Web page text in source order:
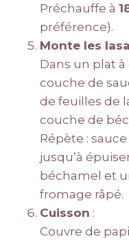
Préchauffe à
préférence).
Monte les
Dans un plat
couche de
de feuilles de
couche de
Répète :
jusqu’à
béchamel et
fromage râpé.
Cuisson :
Couvre de